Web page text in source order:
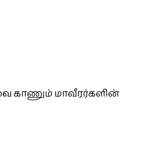
காணும் மாவீரர்களின்